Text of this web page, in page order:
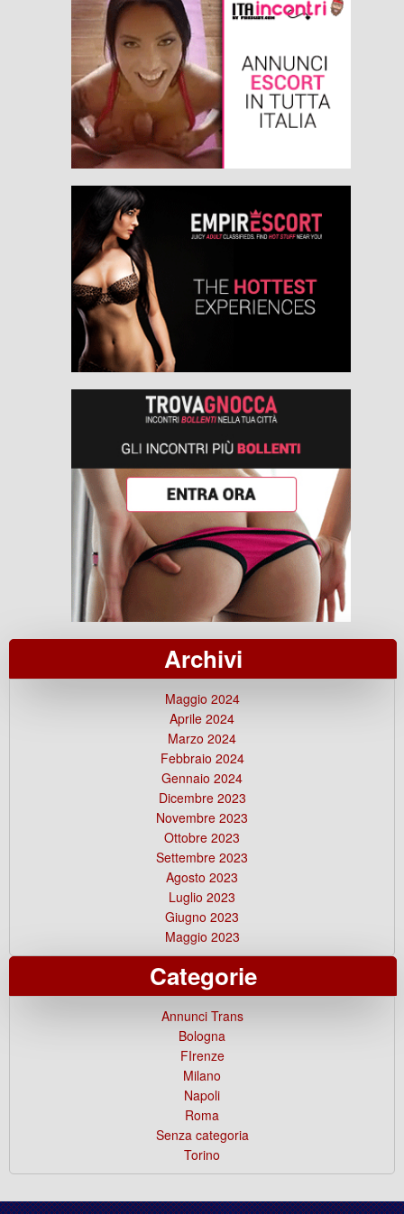
Archivi
Maggio 2024
Aprile 2024
Marzo 2024
Febbraio 2024
Gennaio 2024
Dicembre 2023
Novembre 2023
Ottobre 2023
Settembre 2023
Agosto 2023
Luglio 2023
Giugno 2023
Maggio 2023
Categorie
Annunci Trans
Bologna
FIrenze
Milano
Napoli
Roma
Senza categoria
Torino